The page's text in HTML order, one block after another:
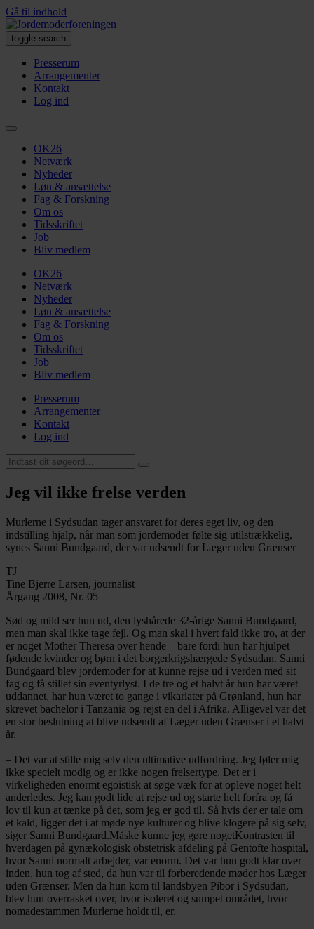
Gå til indhold
toggle search
Presserum
Arrangementer
Kontakt
Log ind
OK26
Netværk
Nyheder
Løn & ansættelse
Fag & Forskning
Om os
Tidsskriftet
Job
Bliv medlem
OK26
Netværk
Nyheder
Løn & ansættelse
Fag & Forskning
Om os
Tidsskriftet
Job
Bliv medlem
Presserum
Arrangementer
Kontakt
Log ind
Jeg vil ikke frelse verden
Murlerne i Sydsudan tager ansvaret for deres eget liv, og den
indstilling hjalp, når man som jordemoder følte sig utilstrækkelig,
synes Sanni Bundgaard, der var udsendt for Læger uden Grænser
TJ
Tine Bjerre Larsen, journalist
Årgang 2008, Nr. 05
Sød og mild ser hun ud, den lyshårede 32-årige Sanni Bundgaard,
men man skal ikke tage fejl. Og man skal i hvert fald ikke tro, at der
er noget Mother Theresa over hende – bare fordi hun har hjulpet
fødende kvinder og børn i det borgerkrigshærgede Sydsudan. Sanni
Bundgaard blev jordemoder for at kunne rejse ud i verden med sit
fag og få stillet sin eventyrlyst. I de tre og et halvt år hun har været
uddannet, har hun været to gange i vikariater på Grønland, hun har
skrevet bachelor i Tanzania og rejst en del i Afrika. Alligevel var det
en stor beslutning at blive udsendt af Læger uden Grænser i et halvt
år.
– Det var at stille mig selv den ultimative udfordring. Jeg føler mig
ikke specielt modig og er ikke nogen frelsertype. Det er i
virkeligheden enormt egoistisk at søge væk for at opleve noget helt
anderledes. Jeg kan godt lide at rejse ud og starte helt forfra og få
lov til kun at tænke på det, som jeg er god til. Så hvis der er tale om
et kald, ligger det i at møde nye kulturer og blive klogere på sig selv,
siger Sanni Bundgaard.Måske kunne jeg gøre nogetKontrasten til
hverdagen på gynækologisk obstetrisk afdeling på Gentofte hospital,
hvor Sanni normalt arbejder, var enorm. Det var hun godt klar over
inden, hun tog af sted, da hun var til forberedende møder hos Læger
uden Grænser. Men da hun kom til landsbyen Pibor i Sydsudan,
blev hun overrasket over, hvor isoleret og sumpet området, hvor
nomadestammen Murlerne holdt til, er.